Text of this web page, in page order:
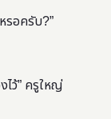
รอครับ?”
ไว้” ครูใหญ่